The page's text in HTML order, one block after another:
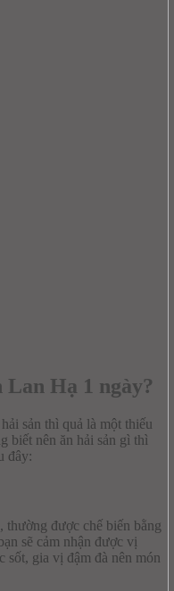
Hạ 1 ngày?
sản thì quả là một thiếu
biết nên ăn hải sản gì thì
đây:
thường được chế biến bằng
sẽ cảm nhận được vị
sốt, gia vị đậm đà nên món